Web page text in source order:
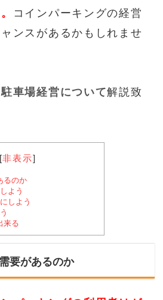
コインパーキングの経営
ンスがあるかもしれませ
車場経営について解説致
[非表示]
るのか
よう
しよう
来る
要があるのか